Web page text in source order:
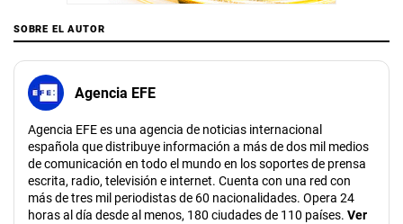
SOBRE EL AUTOR
Agencia EFE
Agencia EFE es una agencia de noticias internacional
española que distribuye información a más de dos mil medios
de comunicación en todo el mundo en los soportes de prensa
escrita, radio, televisión e internet. Cuenta con una red con
más de tres mil periodistas de 60 nacionalidades. Opera 24
horas al día desde al menos, 180 ciudades de 110 países. Ver